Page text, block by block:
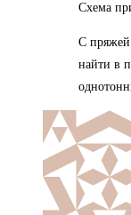
Схема
С пряжей
найти в